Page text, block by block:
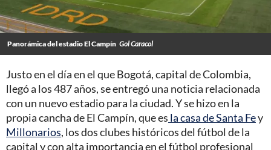
Panorámica del estadio El Campín Gol Caracol
Justo en el día en el que Bogotá, capital de Colombia,
llegó a los 487 años, se entregó una noticia relacionada
con un nuevo estadio para la ciudad. Y se hizo en la
propia cancha de El Campín, que es la casa de Santa Fey
Millonarios, los dos clubes históricos del fútbol de la
capital y con alta importancia en el fútbol profesional